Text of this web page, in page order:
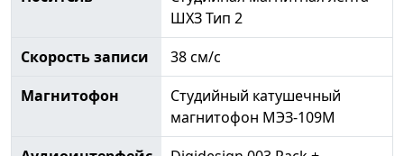
ШХЗ Тип 2
Скорость записи
38 см/с
Магнитофон
Студийный катушечный
магнитофон МЭЗ-109М